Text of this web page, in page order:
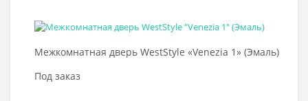
–
6745₽
Межкомнатная дверь WestStyle «Venezia 1» (Эмаль)
Под заказ
Выбрать >